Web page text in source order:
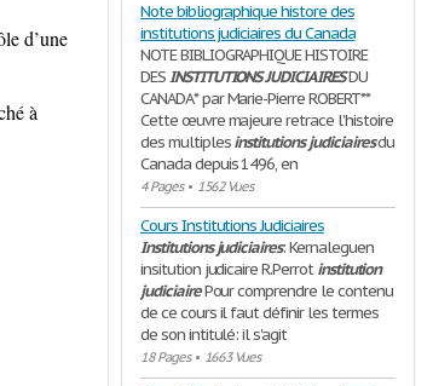
d’une
à
Note bibliographique histore des
institutions judiciaires du Canada
NOTE BIBLIOGRAPHIQUE HISTOIRE
DESINSTITUTIONSJUDICIAIRESDU
CANADA* par Marie-Pierre ROBERT**
Cette œuvre majeure retrace l’histoire
des multiplesinstitutions judiciairesdu
Canada depuis 1496, en
4 Pages• 1562 Vues
Cours Institutions Judiciaires
Institutions judiciaires: Kernaleguen
insitution judicaire R.Perrotinstitution
judiciairePour comprendre le contenu
de ce cours il faut définir les termes
de son intitulé: il s'agit
18 Pages• 1663 Vues